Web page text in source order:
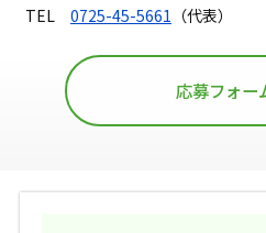
TEL 0725-45-5661 （代表）
応募フォー